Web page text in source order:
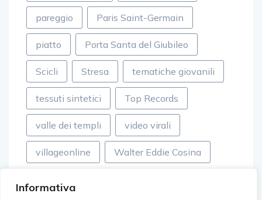
Informativa
pareggio Paris Saint-Germain
piatto Porta Santa del Giubileo
Scicli Stresa tematiche giovanili
tessuti sintetici Top Records
valle dei templi video virali
villageonline Walter Eddie Cosina